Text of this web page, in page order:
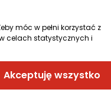
Sprzedaje i wysyła
Morele.net
móc w pełni korzystać z
celach statystycznych i
Akceptuję wszystko